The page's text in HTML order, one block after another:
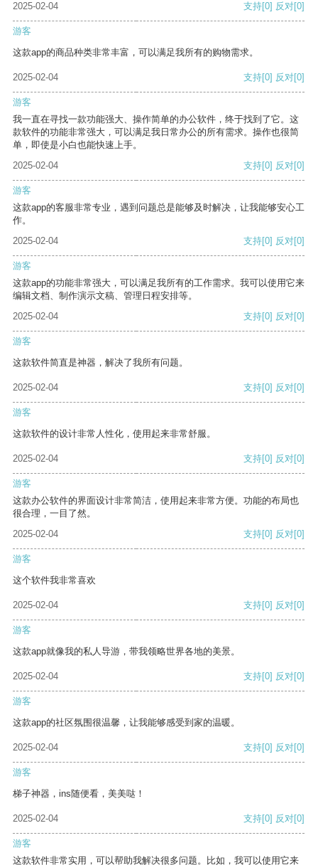
2025-02-04
支持[0] 反对[0]
游客
这款app的商品种类非常丰富，可以满足我所有的购物需求。
2025-02-04 支持[0] 反对[0]
游客
我一直在寻找一款功能强大、操作简单的办公软件，终于找到了它。这
款软件的功能非常强大，可以满足我日常办公的所有需求。操作也很简
单，即使是小白也能快速上手。
2025-02-04
支持[0] 反对[0]
游客
这款app的客服非常专业，遇到问题总是能够及时解决，让我能够安心工
作。
2025-02-04
支持[0] 反对[0]
游客
这款app的功能非常强大，可以满足我所有的工作需求。我可以使用它来
编辑文档、制作演示文稿、管理日程安排等。
2025-02-04
支持[0] 反对[0]
游客
这款软件简直是神器，解决了我所有问题。
2025-02-04 支持[0] 反对[0]
游客
这款软件的设计非常人性化，使用起来非常舒服。
2025-02-04 支持[0] 反对[0]
游客
这款办公软件的界面设计非常简洁，使用起来非常方便。功能的布局也
很合理，一目了然。
2025-02-04
支持[0] 反对[0]
游客
这个软件我非常喜欢
2025-02-04 支持[0] 反对[0]
游客
这款app就像我的私人导游，带我领略世界各地的美景。
2025-02-04 支持[0] 反对[0]
游客
这款app的社区氛围很温馨，让我能够感受到家的温暖。
2025-02-04 支持[0] 反对[0]
游客
梯子神器，ins随便看，美美哒！
2025-02-04 支持[0] 反对[0]
游客
这款软件非常实用，可以帮助我解决很多问题。比如，我可以使用它来